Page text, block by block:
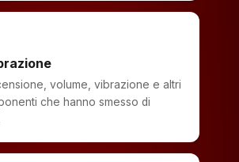
volume, vibrazione e altri
che hanno smesso di